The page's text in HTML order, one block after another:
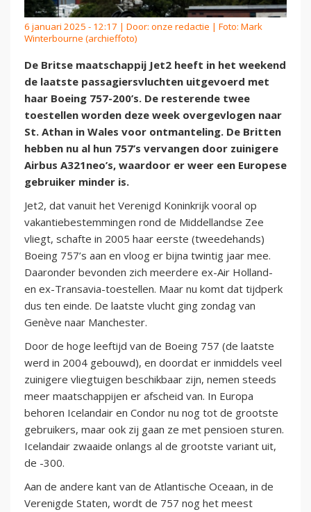
6 januari 2025 - 12:17 | Door: onze redactie | Foto: Mark
Winterbourne (archieffoto)
De Britse maatschappij Jet2 heeft in het weekend
de laatste passagiersvluchten uitgevoerd met
haar Boeing 757-200’s. De resterende twee
toestellen worden deze week overgevlogen naar
St. Athan in Wales voor ontmanteling. De Britten
hebben nu al hun 757’s vervangen door zuinigere
Airbus A321neo’s, waardoor er weer een Europese
gebruiker minder is.
Jet2, dat vanuit het Verenigd Koninkrijk vooral op
vakantiebestemmingen rond de Middellandse Zee
vliegt, schafte in 2005 haar eerste (tweedehands)
Boeing 757’s aan en vloog er bijna twintig jaar mee.
Daaronder bevonden zich meerdere ex-Air Holland-
en ex-Transavia-toestellen. Maar nu komt dat tijdperk
dus ten einde. De laatste vlucht ging zondag van
Genève naar Manchester.
Door de hoge leeftijd van de Boeing 757 (de laatste
werd in 2004 gebouwd), en doordat er inmiddels veel
zuinigere vliegtuigen beschikbaar zijn, nemen steeds
meer maatschappijen er afscheid van. In Europa
behoren Icelandair en Condor nu nog tot de grootste
gebruikers, maar ook zij gaan ze met pensioen sturen.
Icelandair zwaaide onlangs al de grootste variant uit,
de -300.
Aan de andere kant van de Atlantische Oceaan, in de
Verenigde Staten, wordt de 757 nog het meest